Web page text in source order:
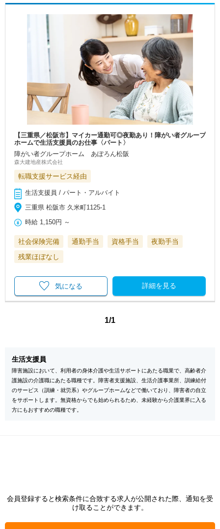
【三重県／松阪市】マイカー通勤可◎夜勤あり！障がい者グループ
ホームで生活支援員のお仕事〈パート〉
障がい者グループホーム あぽろん松阪
森大建地産株式会社
転職支援サービス経由
生活支援員 / パート・アルバイト
三重県 松阪市 久米町1125-1
時給 1,150円 ～
社会保険完備 通勤手当 資格手当
夜勤手当
残業ほぼなし
詳細を見る
気になる
1/1
生活支援員
障害施設において、利用者の身体介護や生活サポートにあたる職業で、高齢者介
護施設の介護職にあたる職種です。障害者支援施設、生活介護事業所、訓練給付
のサービス（訓練・就労系）やグループホームなどで働いており、障害者の自立
をサポートします。無資格からでも始められるため、未経験から介護業界に入る
方にもおすすめの職種です。
会員登録すると検索条件に合致する求人が公開された際、通知を受
け取ることができます。